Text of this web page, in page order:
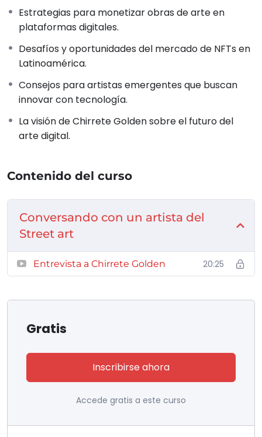
contenido exclusivo que ofrecemos todos los meses.
Además, explora nuestros
por expertos en el sector cultural, diseñados para
ayudarte a navegar elfuturo del arte digital.
¡Conecta, aprende y evoluciona con
Creativos!
Estrategias para monetizar obras de arte en
plataformas digitales.
Desafíos y oportunidades del mercado de NFTs en
Latinoamérica.
Consejos para artistas emergentes que buscan
innovar con tecnología.
La visión de Chirrete Golden sobre el futuro del
arte digital.
Contenido del curso
Conversando con un artista del
Street art
Entrevista a Chirrete Golden 20:25
Gratis
Inscribirse ahora
Accede gratis a este curso